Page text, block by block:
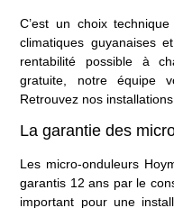
C’est un choix
climatiques guyanaises
rentabilité possible à
gratuite , notre équipe
Retrouvez nos
La garantie des
Les micro-onduleurs
garantis 12 ans par le
important pour une